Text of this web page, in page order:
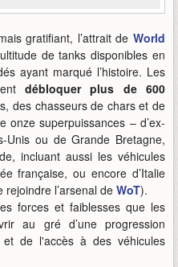
gratifiant, l’attrait de World
de tanks disponibles en
ayant marqué l’histoire. Les
débloquer plus de 600
des chasseurs de chars et de
onze superpuissances – d’ex-
Unis ou de Grande Bretagne,
incluant aussi les véhicules
française, ou encore d’Italie
l’arsenal de WoT).
forces et faiblesses que les
au gré d’une progression
de l'accès à des véhicules